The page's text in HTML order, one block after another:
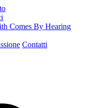
Comes By Hearing
Contatti